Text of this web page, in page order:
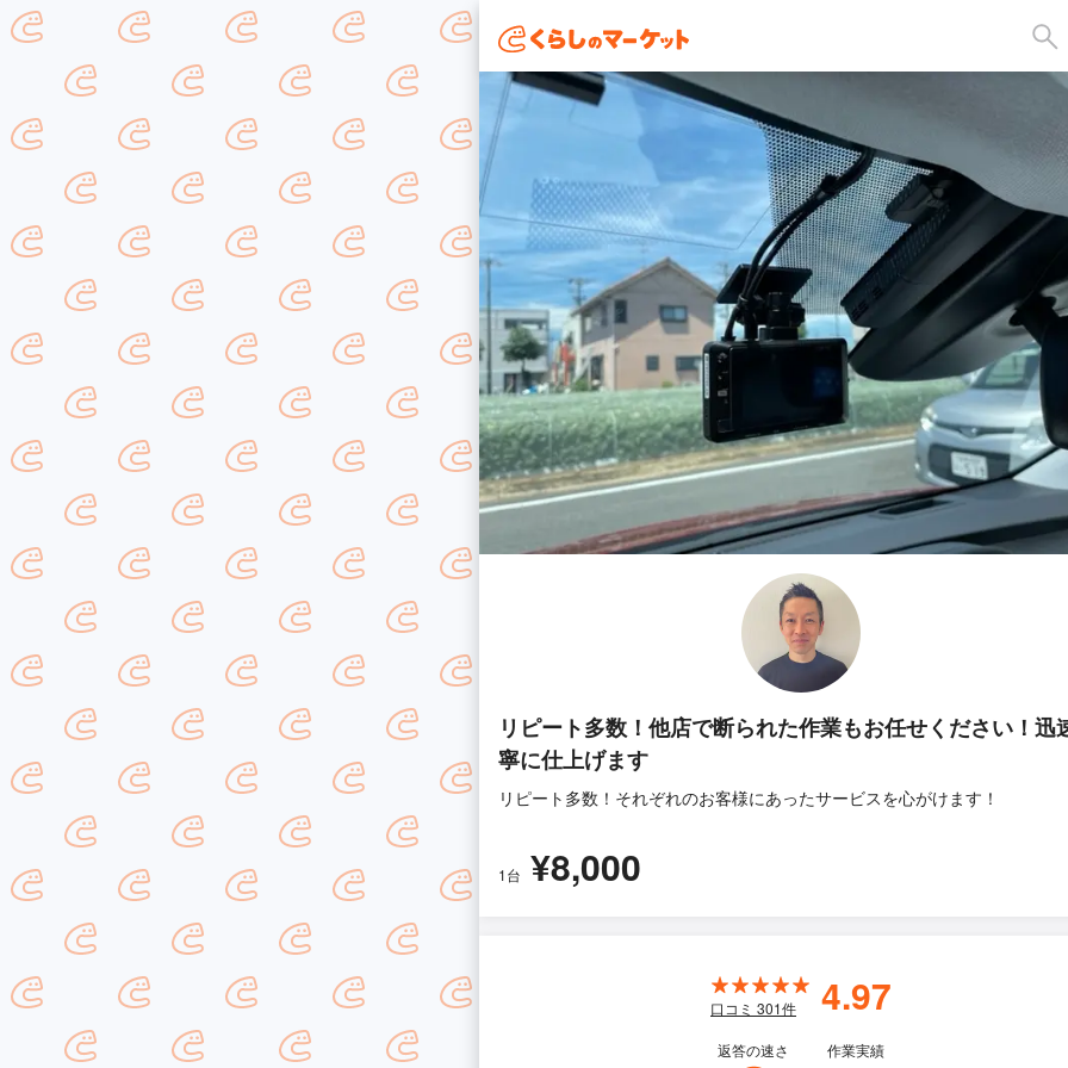
リピート多数！他店で断られた作業もお任せください！迅
寧に仕上げます
リピート多数！それぞれのお客様にあったサービスを心がけます！
1台 ¥8,000
口コミ 301件 4.97
返答の速さ 作業実績